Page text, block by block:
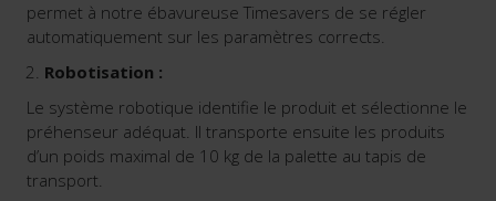
permet à notre ébavureuse Timesavers de se régler
automatiquement sur les paramètres corrects.
Robotisation :
Le système robotique identifie le produit et sélectionne le
préhenseur adéquat. Il transporte ensuite les produits
d’un poids maximal de 10 kg de la palette au tapis de
transport.